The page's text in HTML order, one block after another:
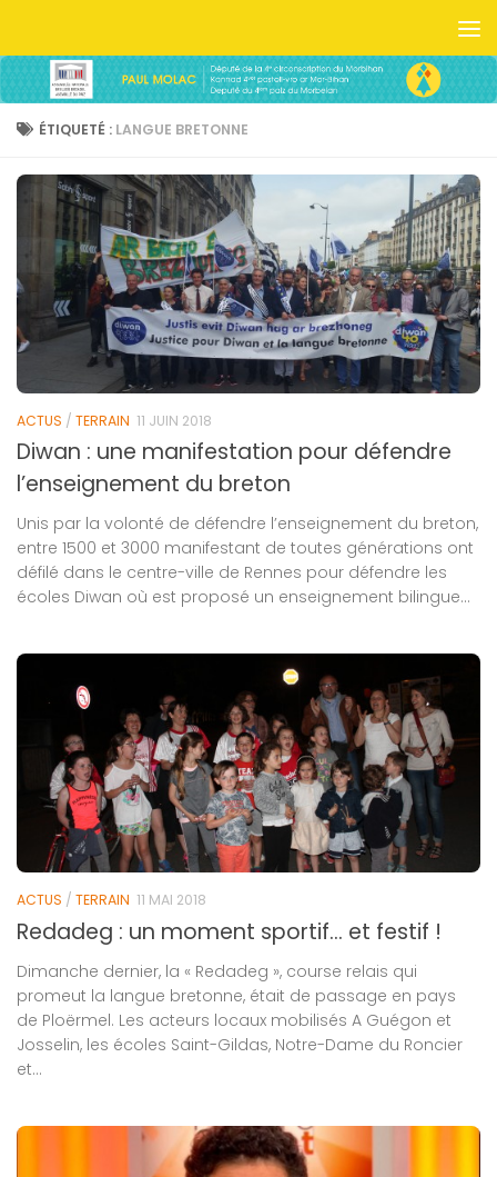
ÉTIQUETÉ : LANGUE BRETONNE
ACTUS / TERRAIN 11 JUIN 2018
Diwan : une manifestation pour défendre
l’enseignement du breton
Unis par la volonté de défendre l’enseignement du breton,
entre 1500 et 3000 manifestant de toutes générations ont
défilé dans le centre-ville de Rennes pour défendre les
écoles Diwan où est proposé un enseignement bilingue...
ACTUS / TERRAIN 11 MAI 2018
Redadeg : un moment sportif… et festif !
Dimanche dernier, la « Redadeg », course relais qui
promeut la langue bretonne, était de passage en pays
de Ploërmel. Les acteurs locaux mobilisés A Guégon et
Josselin, les écoles Saint-Gildas, Notre-Dame du Roncier
et...